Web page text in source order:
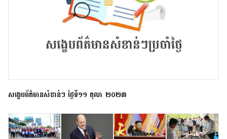
សង្ខេបព័ត៌មានសំខាន់ៗ ថ្ងៃទី១១ តុលា ២០២៣